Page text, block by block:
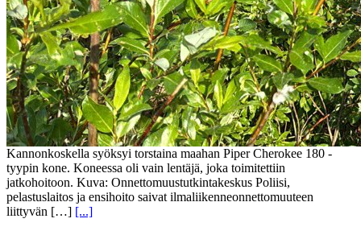
Kannonkoskella syöksyi torstaina maahan Piper Cherokee 180 -
tyypin kone. Koneessa oli vain lentäjä, joka toimitettiin
jatkohoitoon. Kuva: Onnettomuustutkintakeskus Poliisi,
pelastuslaitos ja ensihoito saivat ilmaliikenneonnettomuuteen
liittyvän […] [...]